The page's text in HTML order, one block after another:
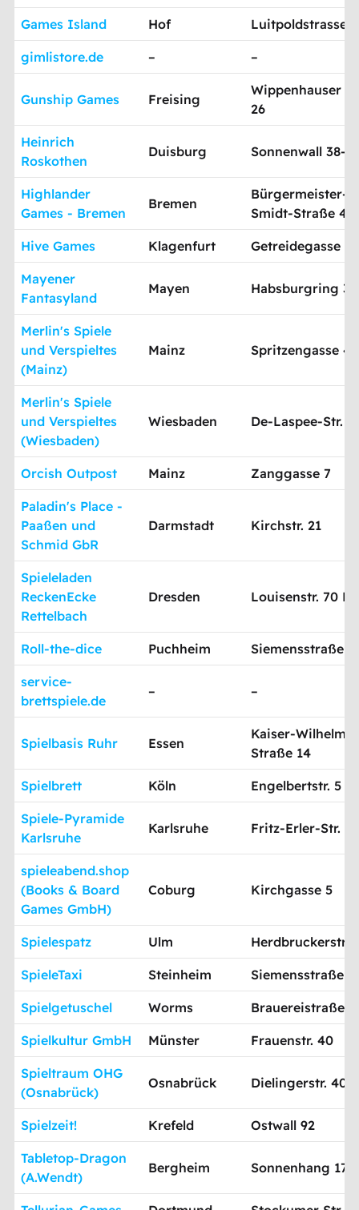
Games Island Hof Luitpoldstrasse
gimlistore.de – –
Gunship Games Freising
Wippenhauser
26
Heinrich
Roskothen
Duisburg Sonnenwall 38-
Highlander
Games - Bremen
Bremen
Bürgermeister-
Smidt-Straße 41
Hive Games Klagenfurt Getreidegasse 3
Mayener
Fantasyland
Mayen Habsburgring 3
Merlin's Spiele
und Verspieltes
(Mainz)
Mainz Spritzengasse 4
Merlin's Spiele
und Verspieltes
(Wiesbaden)
Wiesbaden De-Laspee-Str. 1
Orcish Outpost Mainz Zanggasse 7
Paladin's Place -
Paaßen und
Schmid GbR
Darmstadt Kirchstr. 21
Spieleladen
ReckenEcke
Rettelbach
Dresden Louisenstr. 70 B
Roll-the-dice Puchheim Siemensstraße 3
service-
brettspiele.de
– –
Spielbasis Ruhr Essen
Kaiser-Wilhelm-
Straße 14
Spielbrett Köln Engelbertstr. 5
Spiele-Pyramide
Karlsruhe
Karlsruhe Fritz-Erler-Str. 9
spieleabend.shop
(Books & Board
Games GmbH)
Coburg Kirchgasse 5
Spielespatz Ulm
SpieleTaxi Steinheim Siemensstraße
Spielgetuschel Worms Brauereistraße 2
Spielkultur GmbH Münster Frauenstr. 40
Spieltraum OHG
(Osnabrück)
Osnabrück Dielingerstr. 40
Spielzeit! Krefeld Ostwall 92
Tabletop-Dragon
(A.Wendt)
Bergheim Sonnenhang 17